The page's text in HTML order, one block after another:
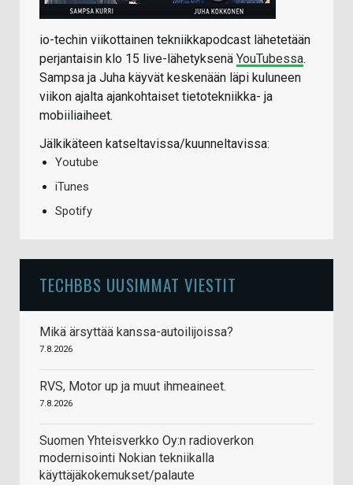
io-techin viikottainen tekniikkapodcast lähetetään
perjantaisin klo 15 live-lähetyksenä YouTubessa.
Sampsa ja Juha käyvät keskenään läpi kuluneen
viikon ajalta ajankohtaiset tietotekniikka- ja
mobiiliaiheet.
Jälkikäteen katseltavissa/kuunneltavissa:
Youtube
iTunes
Spotify
TECHBBS UUSIMMAT VIESTIT
Mikä ärsyttää kanssa-autoilijoissa?
7.8.2026
RVS, Motor up ja muut ihmeaineet.
7.8.2026
Suomen Yhteisverkko Oy:n radioverkon
modernisointi Nokian tekniikalla
käyttäjäkokemukset/palaute